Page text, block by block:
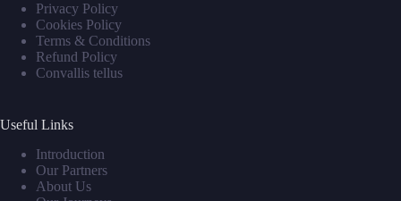
Privacy Policy
Cookies Policy
Terms & Conditions
Refund Policy
Convallis tellus
Useful Links
Introduction
Our Partners
About Us